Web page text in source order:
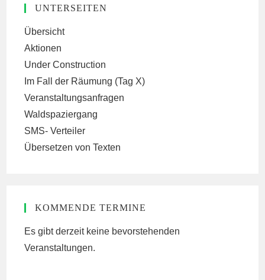
UNTERSEITEN
Übersicht
Aktionen
Under Construction
Im Fall der Räumung (Tag X)
Veranstaltungsanfragen
Waldspaziergang
SMS- Verteiler
Übersetzen von Texten
KOMMENDE TERMINE
Es gibt derzeit keine bevorstehenden
Veranstaltungen.